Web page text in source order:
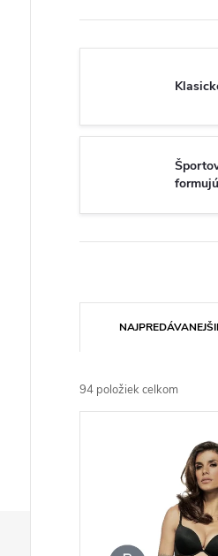
a
d
94 položiek celkom